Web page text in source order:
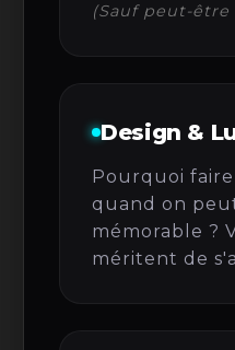
(Sauf peut-
Design &
Pourquoi
quand on
mémorable ?
méritent de